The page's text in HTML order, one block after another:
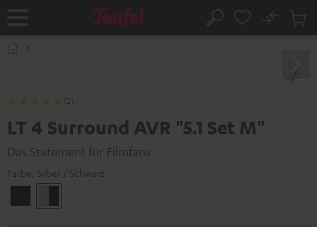
Startseite Suche
No
(2)
LT 4 Surround AVR "5.1 Set M"
Das Statement für Filmfans
Farbe: Silber / Schwarz
/